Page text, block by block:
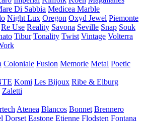
Di Sabbia Medicea Marble
Night Lux Oregon Oxyd Jewel Piemonte
Re Use Reality Savona Seville Snap Souk
Tibur Tonality Twist Vintage Volterra
Coloniale Fusion Memorie Metal Poetic
Komi Les Bijoux Ribe & Elburg
Zaletti
Atenea Blancos Bonnet Brennero
Dorset Eastone Etienne Flodsten Fontana